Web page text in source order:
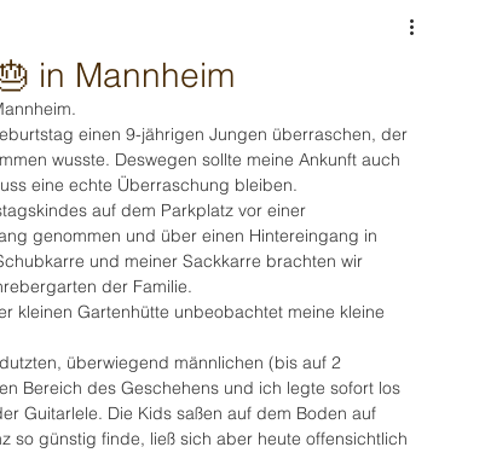
in Mannheim
einen 9-jährigen Jungen überraschen, der
wusste. Deswegen sollte meine Ankunft auch
eine echte Überraschung bleiben.
auf dem Parkplatz vor einer
genommen und über einen Hintereingang in
und meiner Sackkarre brachten wir
der Familie.
kleinen Gartenhütte unbeobachtet meine kleine
überwiegend männlichen (bis auf 2
Bereich des Geschehens und ich legte sofort los
Guitarlele. Die Kids saßen auf dem Boden auf
so günstig finde, ließ sich aber heute offensichtlich